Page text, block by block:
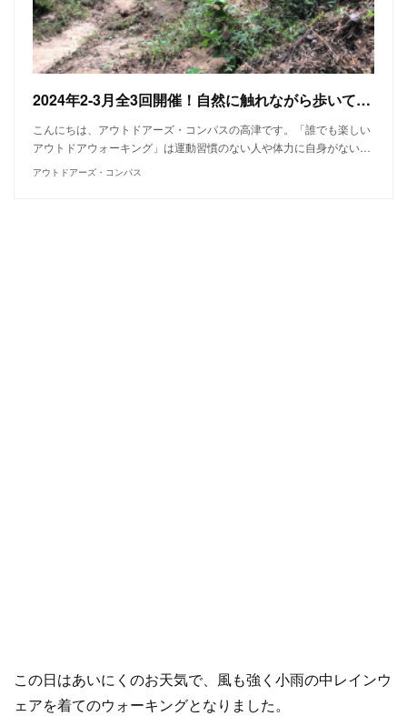
2024年2-3月全3回開催！自然に触れながら歩いてみよう！誰でも楽しいアウトドアウォーキング
こんにちは、アウトドアーズ・コンパスの高津です。「誰でも楽しい
アウトドアウォーキング」は運動習慣のない人や体力に自身がない…
アウトドアーズ・コンパス
この日はあいにくのお天気で、風も強く小雨の中レインウ
ェアを着てのウォーキングとなりました。